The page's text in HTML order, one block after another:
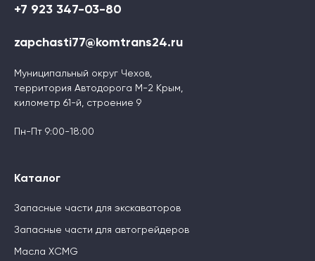
+7 923 347-03-80
zapchasti77@komtrans24.ru
Муниципальный округ Чехов,
территория Автодорога М-2 Крым,
километр 61-й, строение 9
Пн-Пт 9:00-18:00
Каталог
Запасные части для экскаваторов
Запасные части для автогрейдеров
Масла XCMG